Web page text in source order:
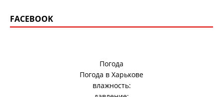
FACEBOOK
Погода
Погода в Харькове
влажность: